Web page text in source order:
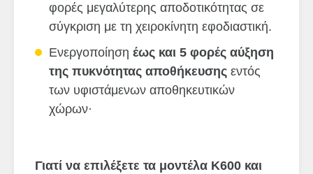
φορές μεγαλύτερης αποδοτικότητας σε
σύγκριση με τη χειροκίνητη εφοδιαστική.
Ενεργοποίηση έως και 5 φορές αύξηση
της πυκνότητας αποθήκευσης εντός
των υφιστάμενων αποθηκευτικών
χώρων·
Γιατί να επιλέξετε τα μοντέλα K600 και